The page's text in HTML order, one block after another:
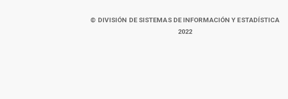
© DIVISIÓN DE SISTEMAS DE INFORMACIÓN Y ESTADÍSTICA
2022